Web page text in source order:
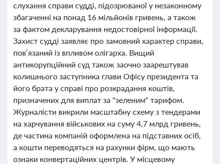
слухання справи судді, підозрюваної у незаконному
збагаченні на понад 16 мільйонів гривень, а також
за фактом декларування недостовірної інформації.
Захист судді заявляє про замовний характер справи,
пов’язаний із впливом олігарха. Вищий
антикорупційний суд також заочно заарештував
колишнього заступника глави Офісу президента та
його брата у справі про розкрадання коштів,
призначених для виплат за "зеленим" тарифом.
Журналісти викрили масштабну схему з тендерами
на харчування військових на суму 4,7 млрд гривень,
де частина компаній оформлена на підставних осіб,
а кошти переводяться на рахунки фірм, що мають
ознаки конвертаційних центрів. У місцевому